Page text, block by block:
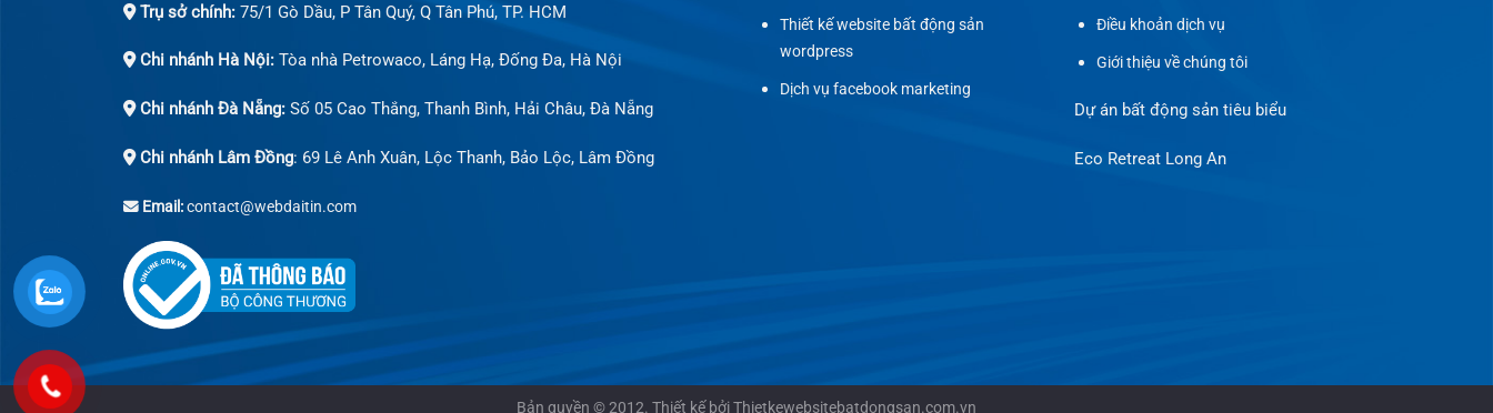
Trụ sở chính:75/1 Gò Dầu, P Tân Quý, Q Tân Phú, TP. HCM
Chi nhánh Hà Nội:Tòa nhà Petrowaco, Láng Hạ, Đống Đa, Hà Nội
Chi nhánh Đà Nẵng:Số 05 Cao Thắng, Thanh Bình, Hải Châu, Đà Nẵng
Chi nhánh Lâm Đồng: 69 Lê Anh Xuân, Lộc Thanh, Bảo Lộc, Lâm Đồng
Email: contact@webdaitin.com
Thiết kế website bất động sản
wordpress
Dịch vụ facebook marketing
Điều khoản dịch vụ
Giới thiệu về chúng tôi
Dự án bất động sản tiêu biểu
Eco Retreat Long An
Bản quyền © 2012. Thiết kế bởi Thietkewebsitebatdongsan.com.vn